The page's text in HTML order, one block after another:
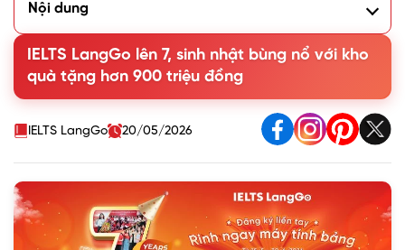
Nội dung
IELTS LangGo - Vượt qua mọi giới hạn, bứt phá những tiêu
chuẩn mới
IELTS LangGo lên 7, sinh nhật bùng nổ với kho
quà tặng hơn 900 triệu đồng
IELTS LangGo 20/05/2026